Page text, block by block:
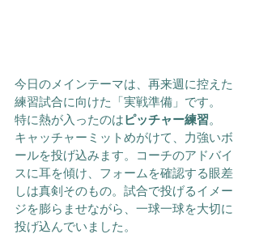
今日のメインテーマは、再来週に控えた
練習試合に向けた「実戦準備」です。
特に熱が入ったのはピッチャー練習。
キャッチャーミットめがけて、力強いボ
ールを投げ込みます。コーチのアドバイ
スに耳を傾け、フォームを確認する眼差
しは真剣そのもの。試合で投げるイメー
ジを膨らませながら、一球一球を大切に
投げ込んでいました。